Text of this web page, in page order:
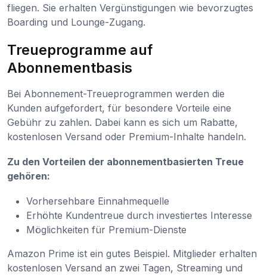
fliegen. Sie erhalten Vergünstigungen wie bevorzugtes
Boarding und Lounge-Zugang.
Treueprogramme auf
Abonnementbasis
Bei Abonnement-Treueprogrammen werden die
Kunden aufgefordert, für besondere Vorteile eine
Gebühr zu zahlen. Dabei kann es sich um Rabatte,
kostenlosen Versand oder Premium-Inhalte handeln.
Zu den Vorteilen der abonnementbasierten Treue
gehören:
Vorhersehbare Einnahmequelle
Erhöhte Kundentreue durch investiertes Interesse
Möglichkeiten für Premium-Dienste
Amazon Prime ist ein gutes Beispiel. Mitglieder erhalten
kostenlosen Versand an zwei Tagen, Streaming und